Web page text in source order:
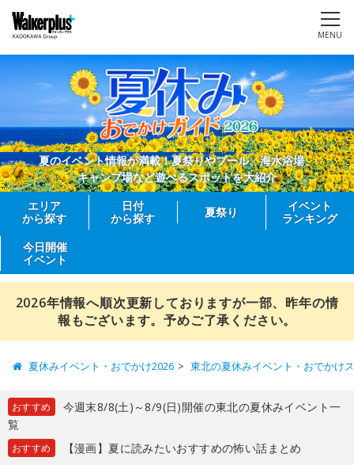
MENU
夏のイベント情報が満載！夏祭りやプール、海水浴場、
キャンプ場など遊べるスポットを大紹介
エリア
から探す
日付
から探す
夏祭り
イベント
ランキング
今日開催
イベント
2026年情報へ順次更新しておりますが一部、昨年の情
報もございます。予めご了承ください。
夏休みイベント・おでかけ2026 東北の夏休みイベント・おでかけ
おすすめ
今週末8/8(土)～8/9(日)開催の東北の夏休みイベント一
覧
おすすめ 【漫画】夏に読みたいおすすめの怖い話まとめ